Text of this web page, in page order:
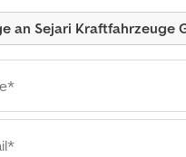
an Sejari Kraftfahrzeuge